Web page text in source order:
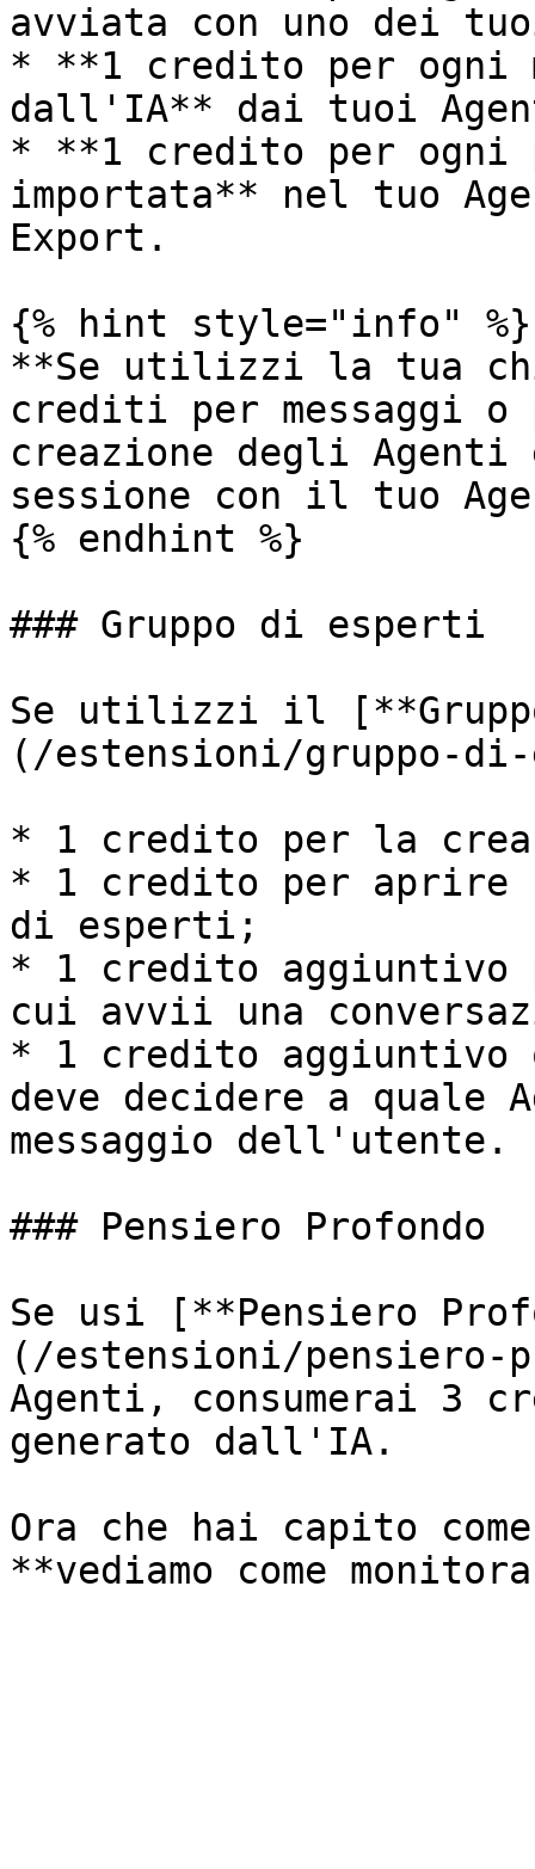
avviata con uno dei
* **1 credito per ogni
dall'IA** dai tuoi
* **1 credito per ogni
importata** nel tuo
Export.
{% hint style="info" %}
**Se utilizzi la tua
crediti per messaggi o
creazione degli Agenti
sessione con il tuo
{% endhint %}
### Gruppo di esperti
Se utilizzi il
(/estensioni/gruppo-
* 1 credito per la
* 1 credito per aprire
di esperti;
* 1 credito aggiuntivo
cui avvii una
* 1 credito aggiuntivo
deve decidere a
messaggio dell'utente.
### Pensiero Profondo
Se usi [**Pensiero
(/estensioni/pensiero-
Agenti, consumerai 3
generato dall'IA.
Ora che hai capito